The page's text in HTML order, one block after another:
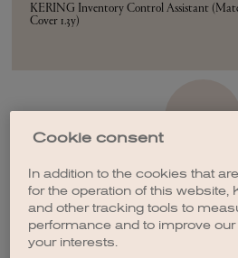
KERING Inventory Control Assistant
Cover 1.3y)
CRÉER UNE
Cookie consent
In addition to the cookies that
for the operation of this website,
and other tracking tools to
performance and to improve
your interests.